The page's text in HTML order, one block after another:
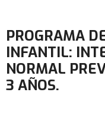
PROGRAMA
INFANTIL:
NORMAL
3 AÑOS.